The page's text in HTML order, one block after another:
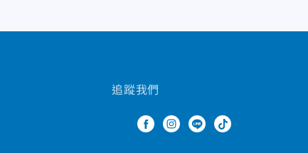
追蹤我們